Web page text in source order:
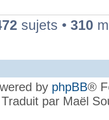
sujets • 310
by phpBB®
Traduit par Maël